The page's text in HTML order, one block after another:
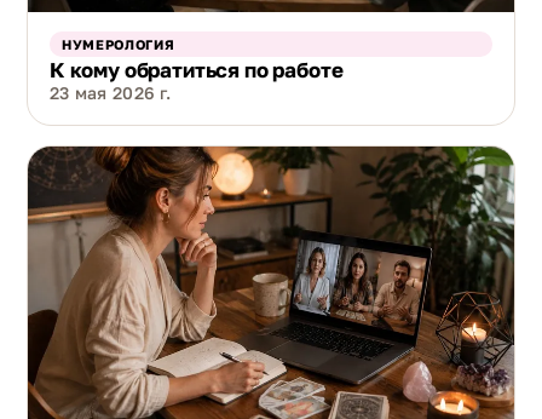
НУМЕРОЛОГИЯ
К кому обратиться по работе
23 мая 2026 г.